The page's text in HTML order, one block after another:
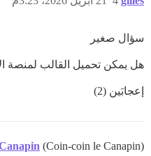
سؤال صغير
هل يمكن تحميل القالب لمنصة
إعجابَين (2)
(Coin-coin le Canapin)